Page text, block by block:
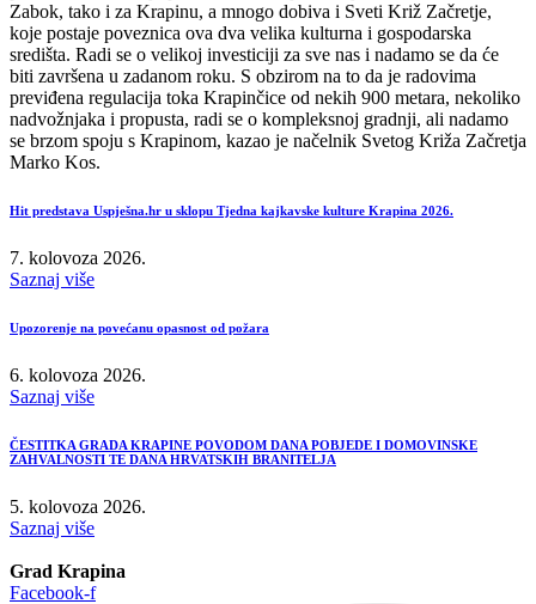
Zabok, tako i za Krapinu, a mnogo dobiva i Sveti Križ Začretje,
koje postaje poveznica ova dva velika kulturna i gospodarska
središta. Radi se o velikoj investiciji za sve nas i nadamo se da će
biti završena u zadanom roku. S obzirom na to da je radovima
previđena regulacija toka Krapinčice od nekih 900 metara, nekoliko
nadvožnjaka i propusta, radi se o kompleksnoj gradnji, ali nadamo
se brzom spoju s Krapinom, kazao je načelnik Svetog Križa Začretja
Marko Kos.
Hit predstava Uspješna.hr u sklopu Tjedna kajkavske kulture Krapina 2026.
7. kolovoza 2026.
Saznaj više
Upozorenje na povećanu opasnost od požara
6. kolovoza 2026.
Saznaj više
ČESTITKA GRADA KRAPINE POVODOM DANA POBJEDE I DOMOVINSKE
ZAHVALNOSTI TE DANA HRVATSKIH BRANITELJA
5. kolovoza 2026.
Saznaj više
Grad Krapina
Facebook-f